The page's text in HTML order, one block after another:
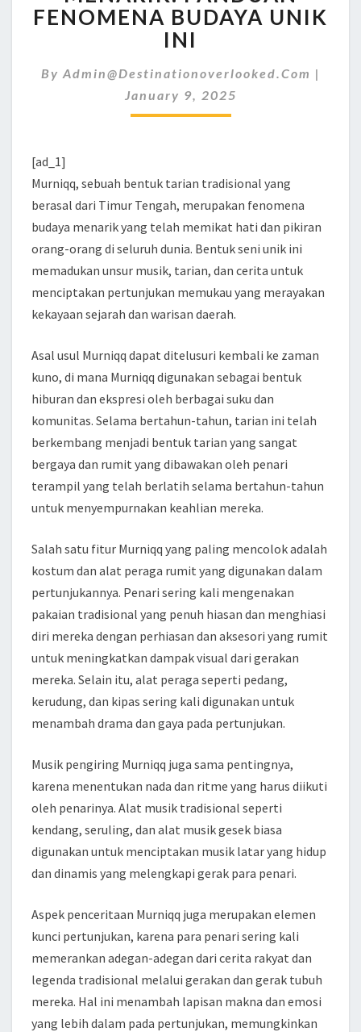
PANDUAN
FENOMENA
UNIK
INI
FENOMENA BUDAYA UNIK
INI
By Admin@destinationoverlooked.com |
January 9, 2025
[ad_1]
Murniqq, sebuah bentuk tarian tradisional yang
berasal dari Timur Tengah, merupakan fenomena
budaya menarik yang telah memikat hati dan pikiran
orang-orang di seluruh dunia. Bentuk seni unik ini
memadukan unsur musik, tarian, dan cerita untuk
menciptakan pertunjukan memukau yang merayakan
kekayaan sejarah dan warisan daerah.
Asal usul Murniqq dapat ditelusuri kembali ke zaman
kuno, di mana Murniqq digunakan sebagai bentuk
hiburan dan ekspresi oleh berbagai suku dan
komunitas. Selama bertahun-tahun, tarian ini telah
berkembang menjadi bentuk tarian yang sangat
bergaya dan rumit yang dibawakan oleh penari
terampil yang telah berlatih selama bertahun-tahun
untuk menyempurnakan keahlian mereka.
Salah satu fitur Murniqq yang paling mencolok adalah
kostum dan alat peraga rumit yang digunakan dalam
pertunjukannya. Penari sering kali mengenakan
pakaian tradisional yang penuh hiasan dan menghiasi
diri mereka dengan perhiasan dan aksesori yang rumit
untuk meningkatkan dampak visual dari gerakan
mereka. Selain itu, alat peraga seperti pedang,
kerudung, dan kipas sering kali digunakan untuk
menambah drama dan gaya pada pertunjukan.
Musik pengiring Murniqq juga sama pentingnya,
karena menentukan nada dan ritme yang harus diikuti
oleh penarinya. Alat musik tradisional seperti
kendang, seruling, dan alat musik gesek biasa
digunakan untuk menciptakan musik latar yang hidup
dan dinamis yang melengkapi gerak para penari.
Aspek penceritaan Murniqq juga merupakan elemen
kunci pertunjukan, karena para penari sering kali
memerankan adegan-adegan dari cerita rakyat dan
legenda tradisional melalui gerakan dan gerak tubuh
mereka. Hal ini menambah lapisan makna dan emosi
yang lebih dalam pada pertunjukan, memungkinkan